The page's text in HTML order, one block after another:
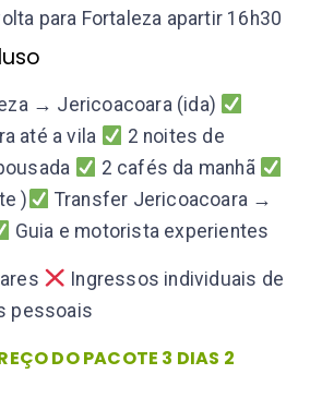
para Fortaleza apartir 16h30
→ Jericoacoara (ida)
até a vila
2 noites de
2 cafés da manhã
)
Transfer Jericoacoara →
Guia e motorista experientes
Ingressos individuais de
pessoais
DO PACOTE 3 DIAS 2